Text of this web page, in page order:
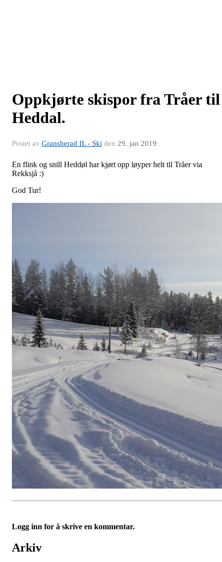
Oppkjørte skispor fra Tråer til
Heddal.
Postet av Gransherad IL - Ski den 29. jan 2019
En flink og snill Heddøl har kjørt opp løyper helt til Tråer via
Rekksjå :)
God Tur!
Logg inn for å skrive en kommentar.
Arkiv